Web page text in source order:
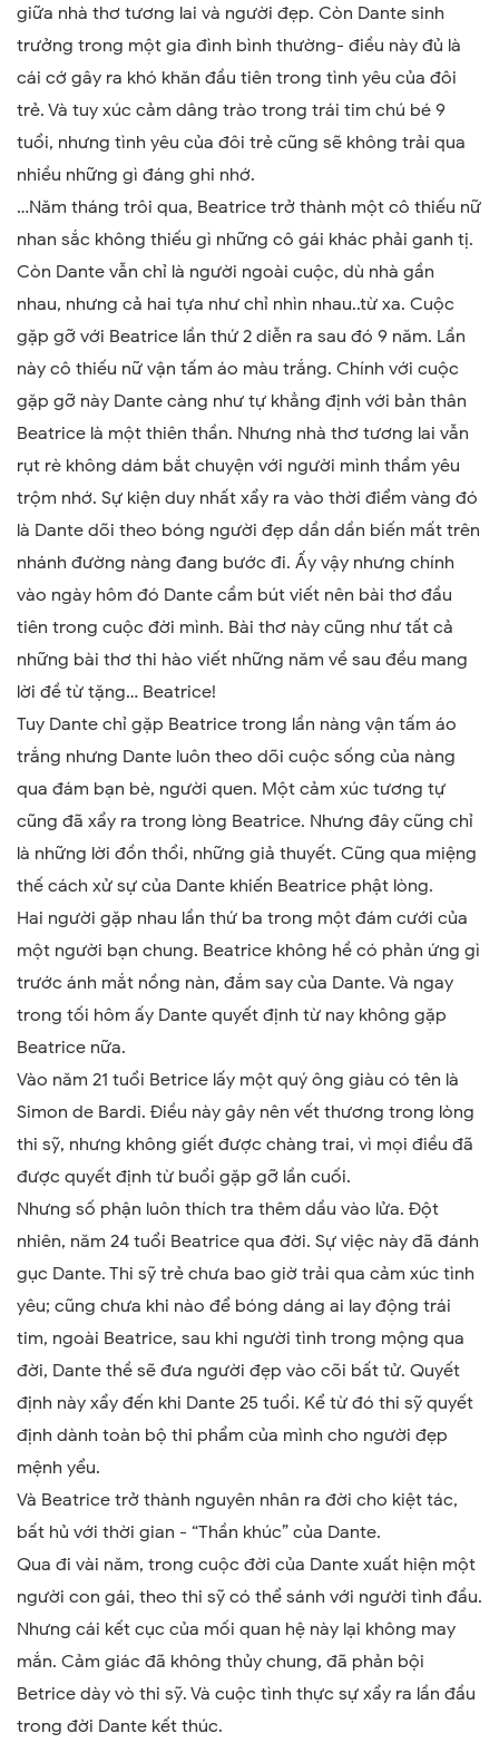
giữa nhà thơ tương lai và người đẹp. Còn Dante sinh
trưởng trong một gia đình bình thường- điều này đủ là
cái cớ gây ra khó khăn đầu tiên trong tình yêu của đôi
trẻ. Và tuy xúc cảm dâng trào trong trái tim chú bé 9
tuổi, nhưng tình yêu của đôi trẻ cũng sẽ không trải qua
nhiều những gì đáng ghi nhớ.
…Năm tháng trôi qua, Beatrice trở thành một cô thiếu nữ
nhan sắc không thiếu gì những cô gái khác phải ganh tị.
Còn Dante vẫn chỉ là người ngoài cuộc, dù nhà gần
nhau, nhưng cả hai tựa như chỉ nhìn nhau..từ xa. Cuộc
gặp gỡ với Beatrice lần thứ 2 diễn ra sau đó 9 năm. Lần
này cô thiếu nữ vận tấm áo màu trắng. Chính với cuộc
gặp gỡ này Dante càng như tự khẳng định với bản thân
Beatrice là một thiên thần. Nhưng nhà thơ tương lai vẫn
rụt rè không dám bắt chuyện với người mình thầm yêu
trộm nhớ. Sự kiện duy nhất xẩy ra vào thời điểm vàng đó
là Dante dõi theo bóng người đẹp dần dần biến mất trên
nhánh đường nàng đang bước đi. Ấy vậy nhưng chính
vào ngày hôm đó Dante cầm bút viết nên bài thơ đầu
tiên trong cuộc đời mình. Bài thơ này cũng như tất cả
những bài thơ thi hào viết những năm về sau đều mang
lời đề từ tặng… Beatrice!
Tuy Dante chỉ gặp Beatrice trong lần nàng vận tấm áo
trắng nhưng Dante luôn theo dõi cuộc sống của nàng
qua đám bạn bè, người quen. Một cảm xúc tương tự
cũng đã xẩy ra trong lòng Beatrice. Nhưng đây cũng chỉ
là những lời đồn thổi, những giả thuyết. Cũng qua miệng
thế cách xử sự của Dante khiến Beatrice phật lòng.
Hai người gặp nhau lần thứ ba trong một đám cưới của
một người bạn chung. Beatrice không hề có phản ứng gì
trước ánh mắt nồng nàn, đắm say của Dante. Và ngay
trong tối hôm ấy Dante quyết định từ nay không gặp
Beatrice nữa.
Vào năm 21 tuổi Betrice lấy một quý ông giàu có tên là
Simon de Bardi. Điều này gây nên vết thương trong lòng
thi sỹ, nhưng không giết được chàng trai, vì mọi điều đã
được quyết định từ buổi gặp gỡ lần cuối.
Nhưng số phận luôn thích tra thêm dầu vào lửa. Đột
nhiên, năm 24 tuổi Beatrice qua đời. Sự việc này đã đánh
gục Dante. Thi sỹ trẻ chưa bao giờ trải qua cảm xúc tình
yêu; cũng chưa khi nào để bóng dáng ai lay động trái
tim, ngoài Beatrice, sau khi người tình trong mộng qua
đời, Dante thề sẽ đưa người đẹp vào cõi bất tử. Quyết
định này xẩy đến khi Dante 25 tuổi. Kể từ đó thi sỹ quyết
định dành toàn bộ thi phẩm của mình cho người đẹp
mệnh yểu.
Và Beatrice trở thành nguyên nhân ra đời cho kiệt tác,
bất hủ với thời gian - “Thần khúc” của Dante.
Qua đi vài năm, trong cuộc đời của Dante xuất hiện một
người con gái, theo thi sỹ có thể sánh với người tình đầu.
Nhưng cái kết cục của mối quan hệ này lại không may
mắn. Cảm giác đã không thủy chung, đã phản bội
Betrice dày vò thi sỹ. Và cuộc tình thực sự xẩy ra lần đầu
trong đời Dante kết thúc.